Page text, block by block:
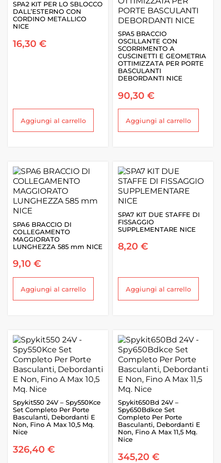
SPA2 KIT PER LO SBLOCCO
DALL’ESTERNO CON
CORDINO METALLICO
NICE
16,30 €
Aggiungi al carrello
SPA5 BRACCIO
OSCILLANTE CON
SCORRIMENTO A
CUSCINETTI E GEOMETRIA
OTTIMIZZATA PER PORTE
BASCULANTI
DEBORDANTI NICE
90,30 €
Aggiungi al carrello
SPA6 BRACCIO DI
COLLEGAMENTO
MAGGIORATO
LUNGHEZZA 585 mm NICE
9,10 €
Aggiungi al carrello
SPA7 KIT DUE STAFFE DI
FISSAGGIO
SUPPLEMENTARE NICE
8,20 €
Aggiungi al carrello
Spykit550 24V – Spy550Kce
Set Completo Per Porte
Basculanti, Debordanti E
Non, Fino A Max 10,5 Mq.
Nice
326,40 €
Spykit650Bd 24V –
Spy650Bdkce Set
Completo Per Porte
Basculanti, Debordanti E
Non, Fino A Max 11,5 Mq.
Nice
345,20 €